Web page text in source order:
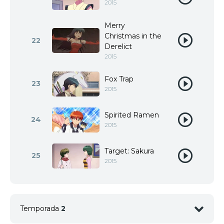
2015
22
Merry
Christmas in the
Derelict
2015
23 Fox Trap
2015
24 Spirited Ramen
2015
25 Target: Sakura
2015
Temporada 2